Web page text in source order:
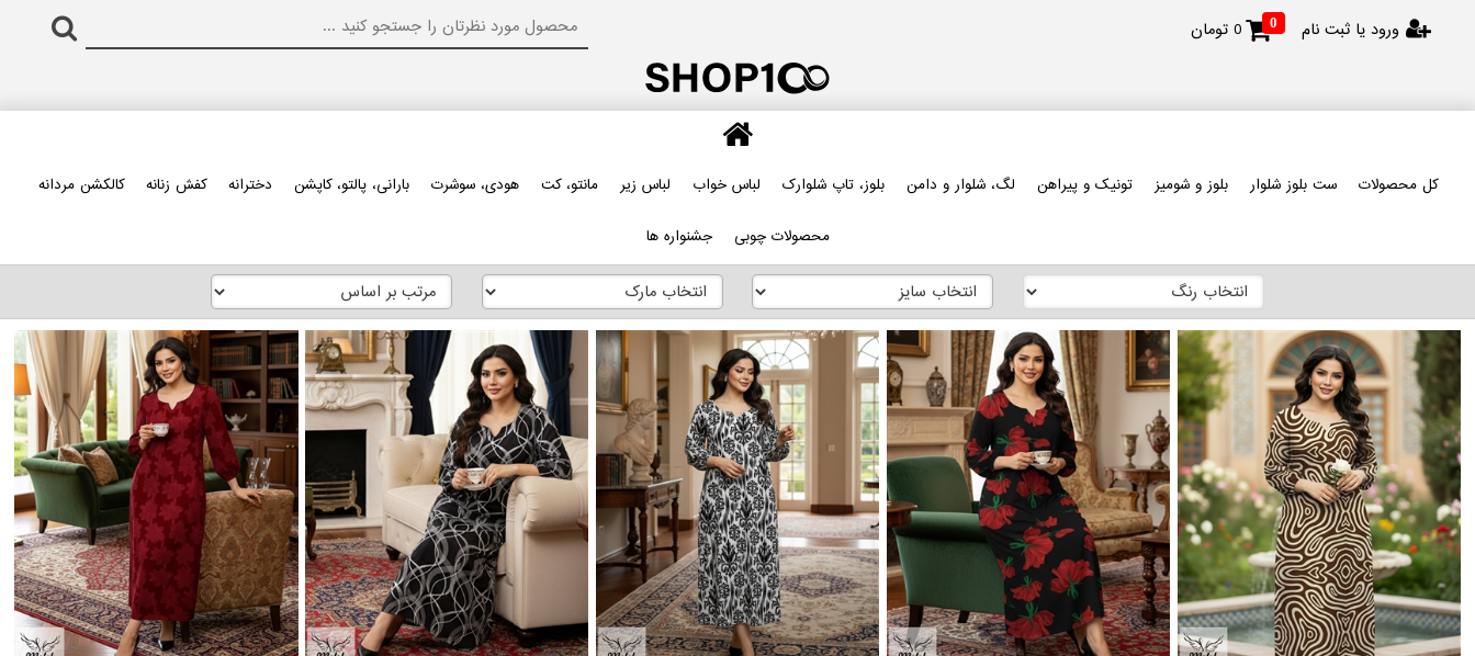
ورود یا ثبت نام 0
0 تومان
کل محصولات ست بلوز شلوار بلوز و شومیز تونیک و پیراهن لگ، شلوار و دامن بلوز، تاپ شلوارک لباس خواب لباس زیر مانتو، کت هودی، سوشرت بارانی، پالتو، کاپشن دخترانه کفش زنانه کالکشن مردانه
محصولات چوبی جشنواره ها